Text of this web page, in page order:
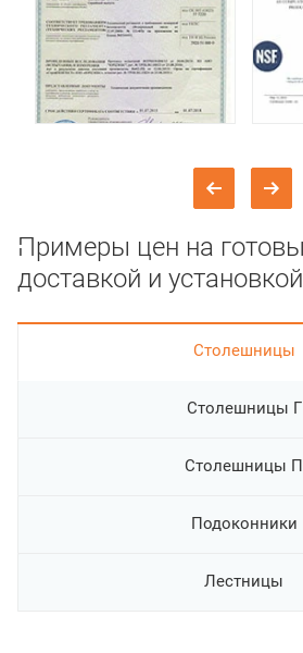
Примеры цен на
доставкой и установкой
Cтолешницы
Столешницы Г
Столешницы П
Подоконники
Лестницы